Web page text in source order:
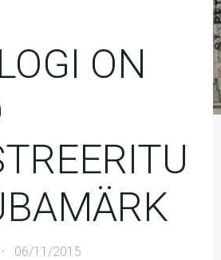
ON
06/11/2015